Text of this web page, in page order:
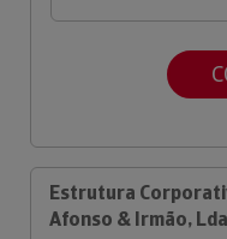
Estrutura
Afonso & Irmão, Lda